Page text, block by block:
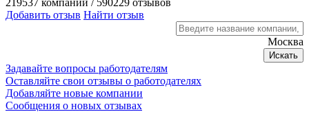
219537 компаний / 590229 отзывов
Добавить отзыв Найти отзыв
Москва
Искать
Задавайте вопросы работодателям
Оставляйте свои отзывы о работодателях
Добавляйте новые компании
Сообщения о новых отзывах